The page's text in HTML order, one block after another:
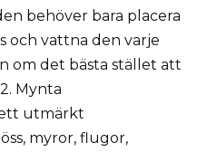
behöver bara placera
och vattna den varje
om det bästa stället att
Mynta
utmärkt
myror, flugor,